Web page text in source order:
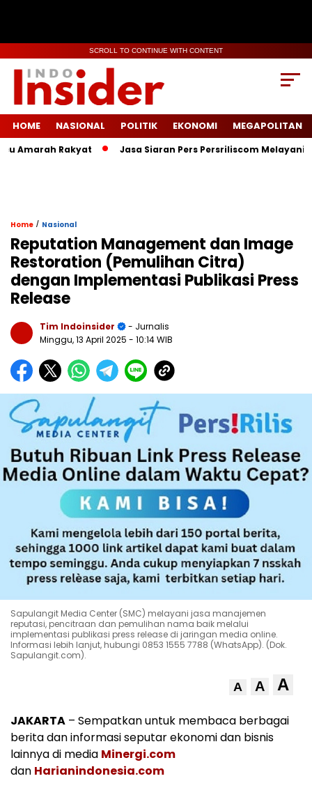
SCROLL TO CONTINUE WITH CONTENT
HOME NASIONAL POLITIK EKONOMI MEGAPOLITAN
Rakyat Jasa Siaran Pers Persriliscom Melayani
Home / Nasional
Reputation Management dan Image
Restoration (Pemulihan Citra)
dengan Implementasi Publikasi Press
Release
Tim Indoinsider
- Jurnalis
Minggu, 13 April 2025 - 10:14 WIB
Sapulangit Media Center (SMC) melayani jasa manajemen
reputasi, pencitraan dan pemulihan nama baik melalui
implementasi publikasi press release di jaringan media online.
Informasi lebih lanjut, hubungi 0853 1555 7788 (WhatsApp). (Dok.
Sapulangit.com).
A A A
JAKARTA – Sempatkan untuk membaca berbagai
berita dan informasi seputar ekonomi dan bisnis
lainnya di media Minergi.com
dan Harianindonesia.com